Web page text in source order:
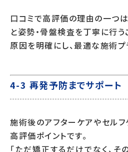
口コミで高評価の理由の一つ
と姿勢・骨盤検査を丁寧に行う
原因を明確にし、最適な施術プ
4-3 再発予防までサポート
施術後のアフターケアやセルフ
高評価ポイントです。
「ただ矯正するだけでなく、